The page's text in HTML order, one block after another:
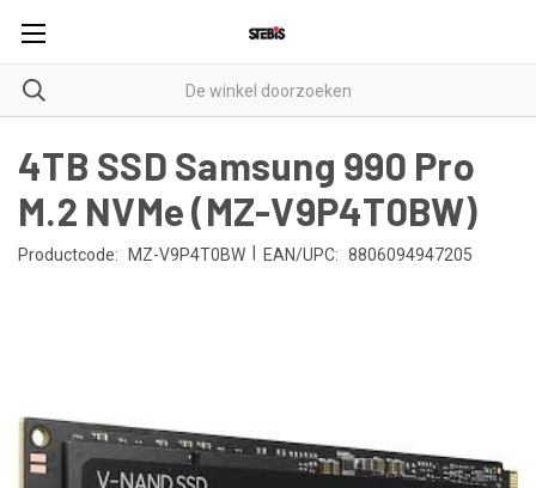
4TB SSD Samsung 990 Pro
M.2 NVMe (MZ-V9P4T0BW)
Productcode: MZ-V9P4T0BW EAN/UPC: 8806094947205